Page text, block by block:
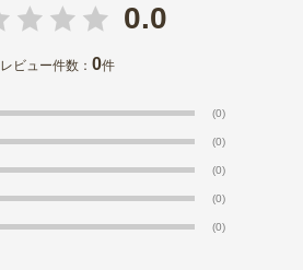
0.0
レビュー件数：0件
(0)
(0)
(0)
(0)
(0)